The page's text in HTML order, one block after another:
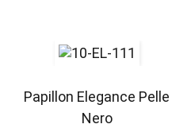
Papillon Elegance Pelle
Nero